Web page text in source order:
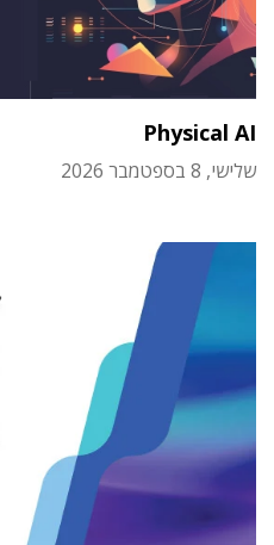
Physical AI
שלישי, 8 בספטמבר 2026